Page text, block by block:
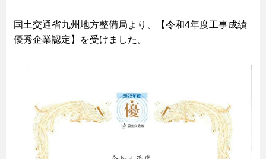
国土交通省九州地方整備局より、【令和4年度工事成績
優秀企業認定】を受けました。